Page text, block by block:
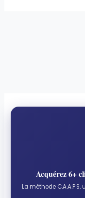
Acquérez 6+
La méthode